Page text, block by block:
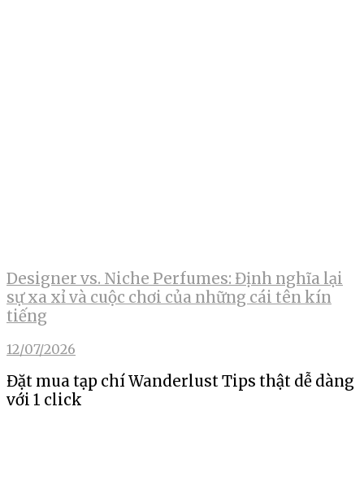
Designer vs. Niche Perfumes: Định nghĩa lại
sự xa xỉ và cuộc chơi của những cái tên kín
tiếng
12/07/2026
Đặt mua tạp chí Wanderlust Tips thật dễ dàng
với 1 click